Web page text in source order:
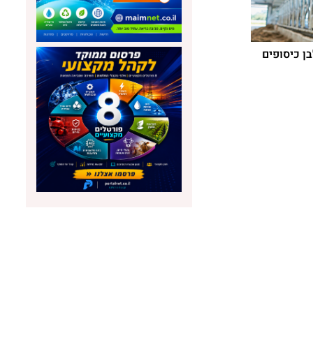
כיסופים